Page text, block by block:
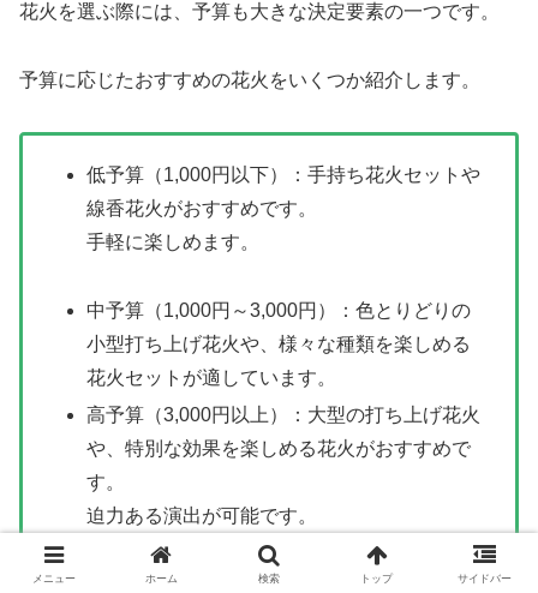
花火を選ぶ際には、予算も大きな決定要素の一つです。
予算に応じたおすすめの花火をいくつか紹介します。
低予算（1,000円以下）：手持ち花火セットや
線香花火がおすすめです。
手軽に楽しめます。
中予算（1,000円～3,000円）：色とりどりの
小型打ち上げ花火や、様々な種類を楽しめる
花火セットが適しています。
高予算（3,000円以上）：大型の打ち上げ花火
や、特別な効果を楽しめる花火がおすすめで
す。
迫力ある演出が可能です。
メニュー ホーム 検索 トップ サイドバー